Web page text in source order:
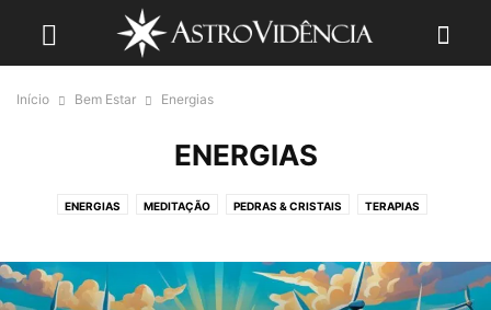
Início Bem Estar Energias
ENERGIAS
ENERGIAS MEDITAÇÃO PEDRAS & CRISTAIS TERAPIAS